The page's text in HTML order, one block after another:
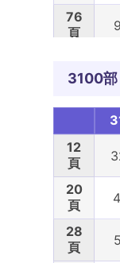
76
頁
頁
100
頁
3100部
12
頁
20
頁
28
頁